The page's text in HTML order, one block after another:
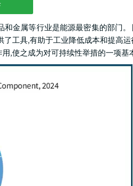
金属等行业是能源最密集的部门
工具,有助于工业降低成本和提高
,使之成为对可持续性举措的一项基